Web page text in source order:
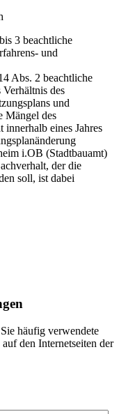
3 beachtliche
und
Abs. 2 beachtliche
des
und
Mängel des
eines Jahres
i.OB (Stadtbauamt)
der die
soll, ist dabei
häufig verwendete
den Internetseiten der